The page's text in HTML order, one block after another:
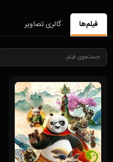
فیلم‌ها گالری تصاویر